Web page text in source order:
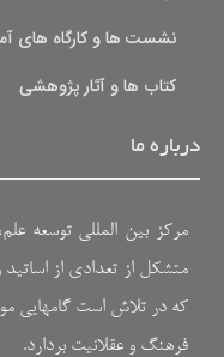
نشست ها و کارگاه های
کتاب ها و آثار پژوهشی
درباره ما
مرکز بین المللی توسعه
متشکل از تعدادی از
که در تلاش است گامهایی
فرهنگ و عقلانیت بردارد.